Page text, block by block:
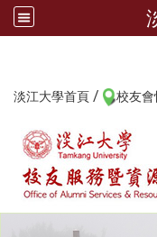
淡江大學首頁 / 校友會